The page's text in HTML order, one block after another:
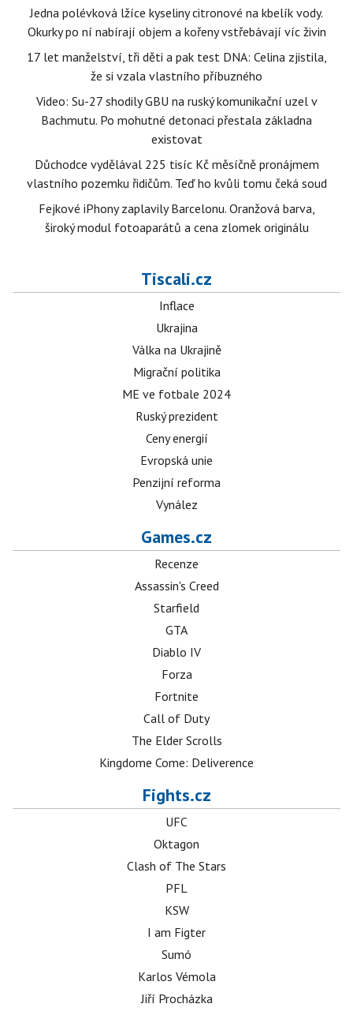
Jedna polévková lžíce kyseliny citronové na kbelík vody.
Okurky po ní nabírají objem a kořeny vstřebávají víc živin
17 let manželství, tři děti a pak test DNA: Celina zjistila,
že si vzala vlastního příbuzného
Video: Su-27 shodily GBU na ruský komunikační uzel v
Bachmutu. Po mohutné detonaci přestala základna
existovat
Důchodce vydělával 225 tisíc Kč měsíčně pronájmem
vlastního pozemku řidičům. Teď ho kvůli tomu čeká soud
Fejkové iPhony zaplavily Barcelonu. Oranžová barva,
široký modul fotoaparátů a cena zlomek originálu
Tiscali.cz
Inflace
Ukrajina
Válka na Ukrajině
Migrační politika
ME ve fotbale 2024
Ruský prezident
Ceny energií
Evropská unie
Penzijní reforma
Vynález
Games.cz
Recenze
Assassin's Creed
Starfield
GTA
Diablo IV
Forza
Fortnite
Call of Duty
The Elder Scrolls
Kingdome Come: Deliverence
Fights.cz
UFC
Oktagon
Clash of The Stars
PFL
KSW
I am Figter
Sumó
Karlos Vémola
Jiří Procházka